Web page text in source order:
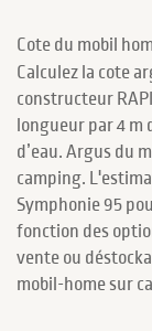
Cote du mobil
Calculez la cote
constructeur
longueur par 4 m
d’eau. Argus du
camping.
Symphonie 95
fonction des
vente ou
mobil-home sur